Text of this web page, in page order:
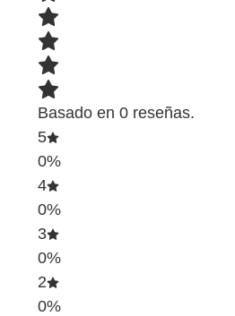
Basado en 0 reseñas.
5
0%
4
0%
3
0%
2
0%